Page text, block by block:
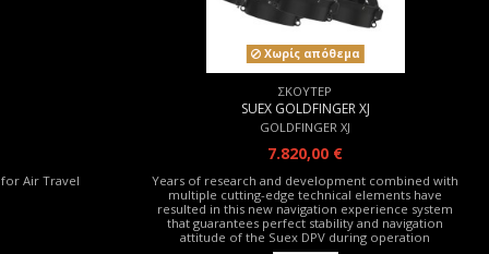
for Air Travel
Χωρίς απόθεμα
ΣΚΟΥΤΕΡ
SUEX GOLDFINGER XJ
GOLDFINGER XJ
7.820,00 €
Years of research and development combined with
multiple cutting-edge technical elements have
resulted in this new navigation experience system
that guarantees perfect stability and navigation
attitude of the Suex DPV during operation